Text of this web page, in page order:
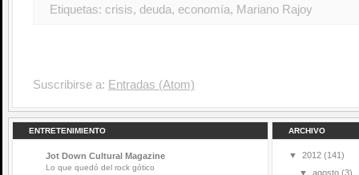
Etiquetas: crisis, deuda, economía, Mariano Rajoy
Suscribirse a: Entradas (Atom)
ENTRETENIMIENTO
Jot Down Cultural Magazine
Lo que quedó del rock gótico
ARCHIVO
▼ 2012 (141)
▼
agosto (3)